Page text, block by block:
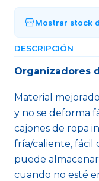
Mostrar stock
DESCRIPCIÓN
Organizadores
Material
y no se deforma
cajones de ropa
fría/caliente, fácil
puede
cuando no esté